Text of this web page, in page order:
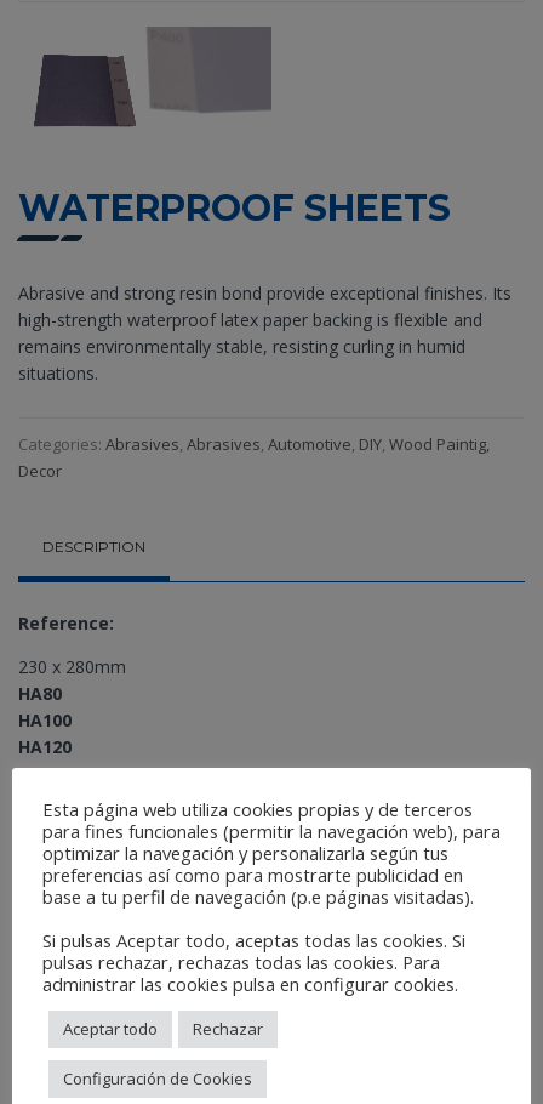
WATERPROOF SHEETS
Abrasive and strong resin bond provide exceptional finishes. Its
high-strength waterproof latex paper backing is flexible and
remains environmentally stable, resisting curling in humid
situations.
Categories: Abrasives, Abrasives, Automotive, DIY, Wood Paintig,
Decor
DESCRIPTION
Reference:
230 x 280mm
HA80
HA100
HA120
HA150
HA180
HA220
HA240
HA320
HA400
HA500
HA600
HA800
HA1000
HA1500
HA2000
Esta página web utiliza cookies propias y de terceros
para fines funcionales (permitir la navegación web), para
optimizar la navegación y personalizarla según tus
preferencias así como para mostrarte publicidad en
base a tu perfil de navegación (p.e páginas visitadas).
Si pulsas Aceptar todo, aceptas todas las cookies. Si
pulsas rechazar, rechazas todas las cookies. Para
administrar las cookies pulsa en configurar cookies.
Aceptar todo Rechazar
Configuración de Cookies